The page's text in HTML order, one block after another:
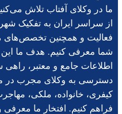
ما در وکلای آفتاب تلاش
از سراسر ایران به تفکیک
فعالیت و همچنین تخصص‌های
شما معرفی کنیم. هدف ما این
اطلاعات جامع و معتبر، راهی
دسترسی به وکلای مجرب در
کیفری، خانواده، ملکی،
فراهم کنیم. افتخار ما